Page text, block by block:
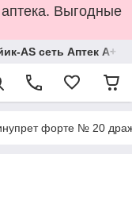
Выгодные
AS сеть Аптек А+
форте № 20